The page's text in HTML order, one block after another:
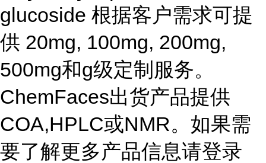
glucoside 根据客户需求可提
供 20mg, 100mg, 200mg,
500mg和g级定制服务。
ChemFaces出货产品提供
COA,HPLC或NMR。如果需
要了解更多产品信息请登录